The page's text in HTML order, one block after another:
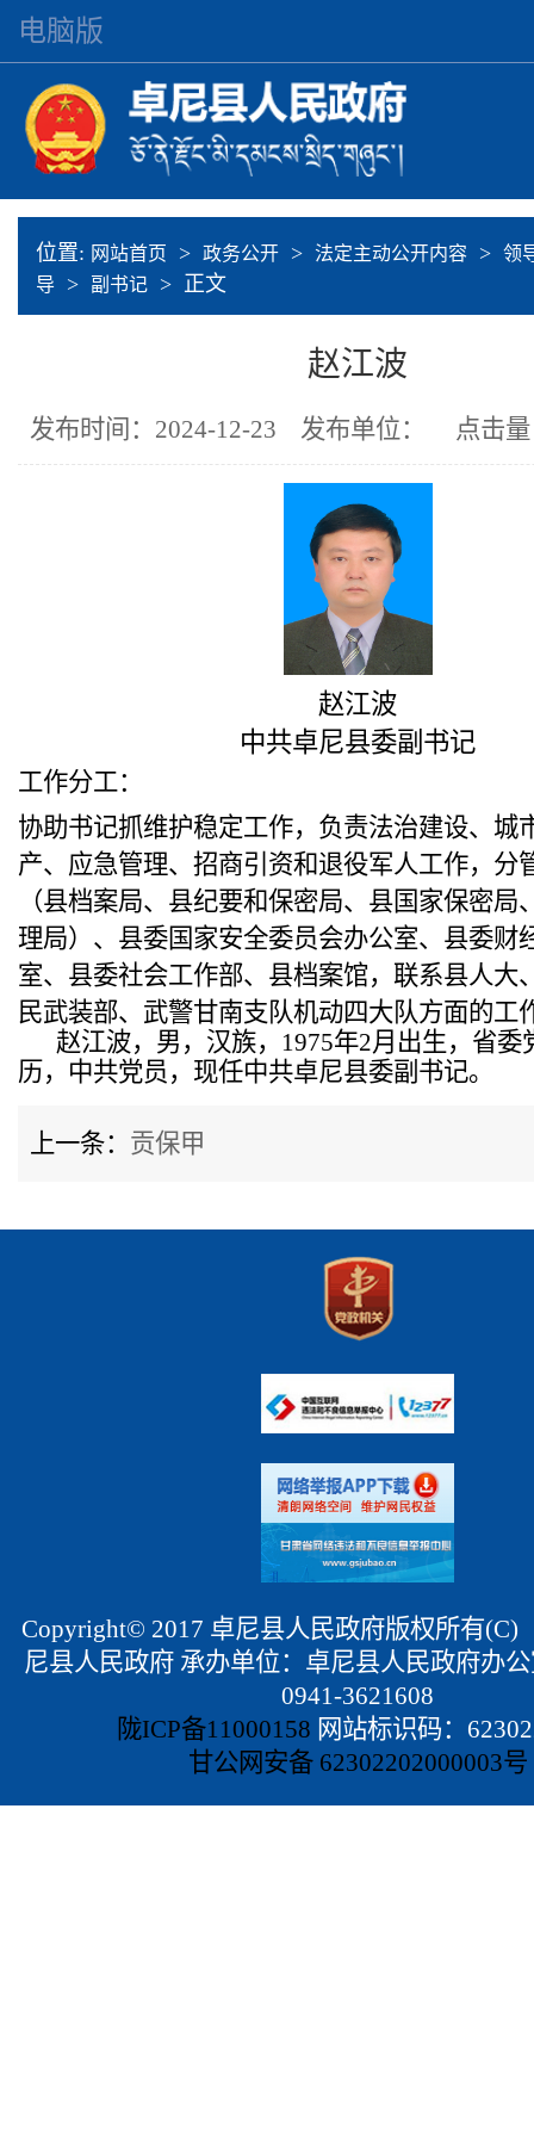
电脑版
位置: 网站首页 > 政务公开 > 法定主动公开内容 > 领
导 > 副书记 > 正文
赵江波
发布时间：2024-12-23 发布单位： 点击
赵江波
中共卓尼县委副书记
工作分工：
协助书记抓维护稳定工作，负责法治建设、城
产、应急管理、招商引资和退役军人工作，分
（县档案局、县纪要和保密局、县国家保密局
理局）、县委国家安全委员会办公室、县委财
室、县委社会工作部、县档案馆，联系县人大
民武装部、武警甘南支队机动四大队方面的工
赵江波，男，汉族，1975年2月出生，省委
历，中共党员，现任中共卓尼县委副书记。
上一条： 贡保甲
Copyright© 2017 卓尼县人民政府版权所有
尼县人民政府 承办单位：卓尼县人民政府办
0941-3621608
陇ICP备11000158 网站标识码：
甘公网安备 62302202000003号